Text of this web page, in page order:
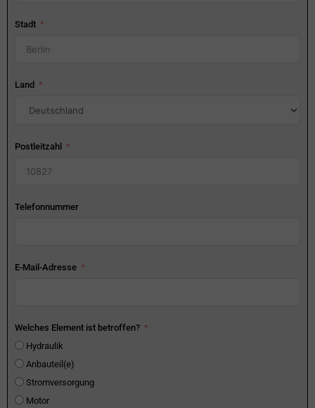
Stadt
Land
Postleitzahl
Telefonnummer
E-Mail-Adresse
Welches Element ist betroffen?
Hydraulik
Anbauteil(e)
Stromversorgung
Motor